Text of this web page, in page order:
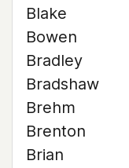
Blake
Bowen
Bradley
Bradshaw
Brehm
Brenton
Brian